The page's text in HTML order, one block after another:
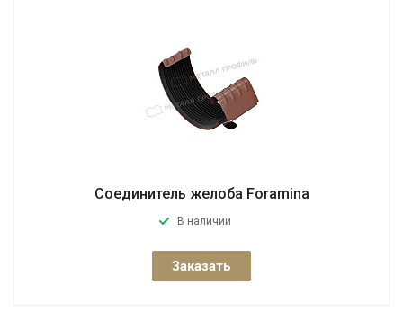
Соединитель желоба Foramina
В наличии
Заказать